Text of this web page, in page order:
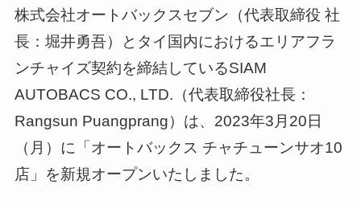
株式会社オートバックスセブン（代表取締役 社
長：堀井勇吾）とタイ国内におけるエリアフラ
ンチャイズ契約を締結しているSIAM
AUTOBACS CO., LTD.（代表取締役社長：
Rangsun Puangprang）は、2023年3月20日
（月）に「オートバックス チャチューンサオ10
店」を新規オープンいたしました。